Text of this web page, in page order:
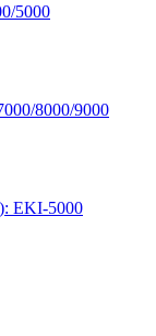
5000
8000/9000
EKI-5000